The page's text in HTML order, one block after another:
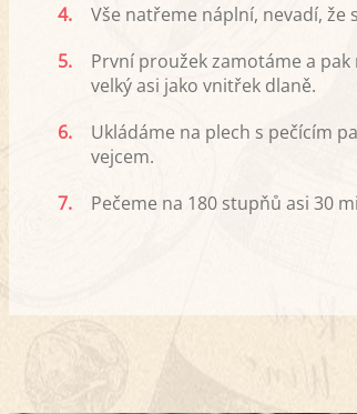
4.
Vše natřeme náplní, nevadí,
5.
První proužek zamotáme a
velký asi jako vnitřek dlaně.
6.
Ukládáme na plech s pečícím
vejcem.
7.
Pečeme na 180 stupňů asi 30